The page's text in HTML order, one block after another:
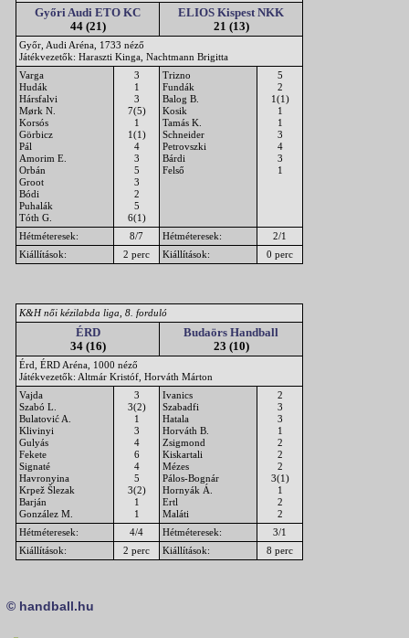
Győri Audi ETO KC
44 (21)
ELIOS Kispest NKK
21 (13)
Győr, Audi Aréna, 1733 néző
Játékvezetők: Haraszti Kinga, Nachtmann Brigitta
Varga
Hudák
Hársfalvi
Mørk N.
Korsós
Görbicz
Pál
Amorim E.
Orbán
Groot
Bódi
Puhalák
Tóth G.
3
1
3
7(5)
1
1(1)
4
3
5
3
2
5
6(1)
Trizno
Fundák
Balog B.
Kosik
Tamás K.
Schneider
Petrovszki
Bárdi
Felső
5
2
1(1)
1
1
3
4
3
1
Hétméteresek: 8/7 Hétméteresek:
2/1
Kiállítások:
2 perc Kiállítások: 0 perc
K&H női kézilabda liga, 8. forduló
ÉRD
34 (16)
Budaörs Handball
23 (10)
Érd, ÉRD Aréna, 1000 néző
Játékvezetők: Altmár Kristóf, Horváth Márton
Vajda
Szabó L.
Bulatović A.
Klivinyi
Gulyás
Fekete
Signaté
Havronyina
Krpež Šlezak
Barján
González M.
3
3(2)
1
3
4
6
4
5
3(2)
1
1
Ivanics
Szabadfi
Hatala
Horváth B.
Zsigmond
Kiskartali
Mézes
Pálos-Bognár
Hornyák Á.
Ertl
Maláti
2
3
3
1
2
2
2
3(1)
1
2
2
Hétméteresek:
4/4 Hétméteresek:
3/1
Kiállítások:
2 perc Kiállítások: 8 perc
© handball.hu